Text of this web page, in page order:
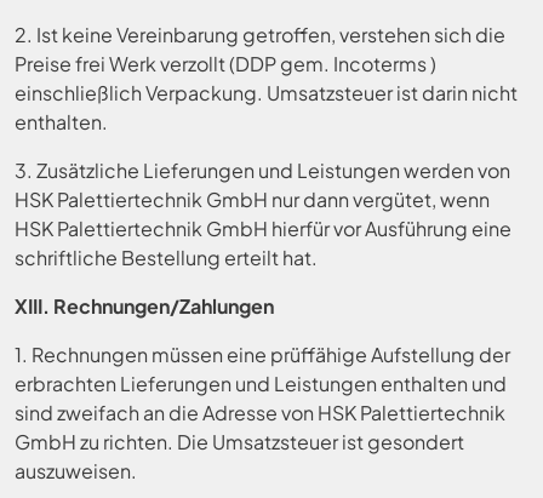
2. Ist keine Vereinbarung getroffen, verstehen sich die
Preise frei Werk verzollt (DDP gem. Incoterms )
einschließlich Verpackung. Umsatzsteuer ist darin nicht
enthalten.
3. Zusätzliche Lieferungen und Leistungen werden von
HSK Palettiertechnik GmbH nur dann vergütet, wenn
HSK Palettiertechnik GmbH hierfür vor Ausführung eine
schriftliche Bestellung erteilt hat.
XIII. Rechnungen/Zahlungen
1. Rechnungen müssen eine prüffähige Aufstellung der
erbrachten Lieferungen und Leistungen enthalten und
sind zweifach an die Adresse von HSK Palettiertechnik
GmbH zu richten. Die Umsatzsteuer ist gesondert
auszuweisen.